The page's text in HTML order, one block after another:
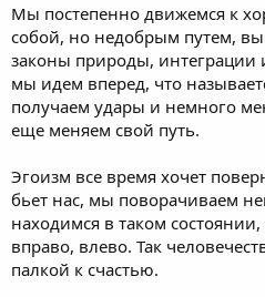
Мы постепенно движемся к
собой, но недобрым путем,
законы природы,
мы идем вперед, что
получаем удары и немного
еще меняем свой путь.
Эгоизм все время хочет
бьет нас, мы поворачиваем
находимся в таком
вправо, влево. Так
палкой к счастью.